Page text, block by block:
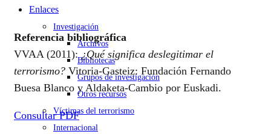
Enlaces
Investigación
Archivos
Bibliotecas
Grupos de investigación
Otros recursos
Víctimas del terrorismo
Internacional
Referencia bibliográfica
VVAA (2011):¿Qué significa deslegitimar el
terrorismo? Vitoria-Gasteiz: Fundación Fernando
Buesa Blanco y Aldaketa-Cambio por Euskadi.
Consultar PDF